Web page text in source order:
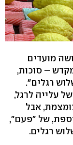
מועדים
– סוכות,
רגלים".
עלייה לרגל,
אבל
של "פעם",
רגלים.